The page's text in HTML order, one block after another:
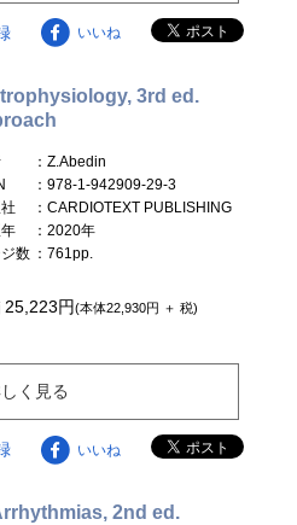
いいね
3rd ed.
：Z.Abedin
：978-1-942909-29-3
：CARDIOTEXT PUBLISHING
：2020年
数 ：761pp.
25,223円(本体22,930円 ＋ 税)
く見る
いいね
2nd ed.